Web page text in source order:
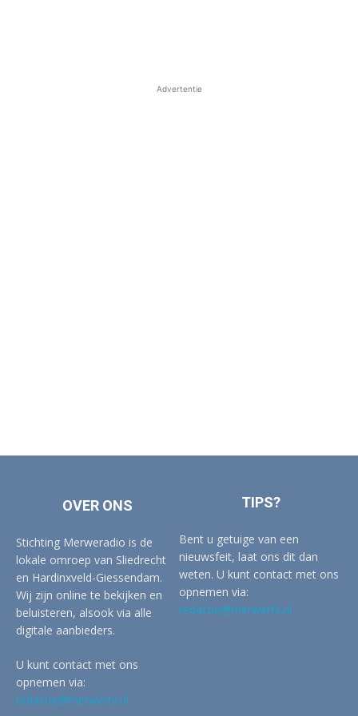
Advertentie
OVER ONS
Stichting Merweradio is de
lokale omroep van Sliedrecht
en Hardinxveld-Giessendam.
Wij zijn online te bekijken en
beluisteren, alsook via alle
digitale aanbieders.
U kunt contact met ons
opnemen via:
redactie@merwertv.nl
TIPS?
Bent u getuige van een
nieuwsfeit, laat ons dit dan
weten. U kunt contact met ons
opnemen via:
redactie@merwertv.nl